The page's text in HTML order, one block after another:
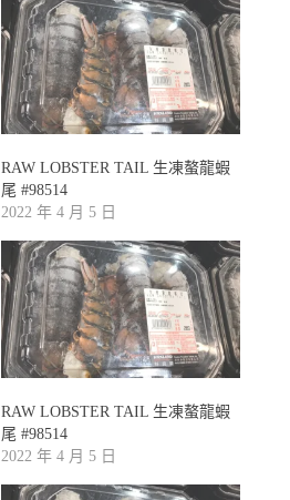
RAW LOBSTER TAIL 生凍螯龍蝦
尾 #98514
2022 年 4 月 5 日
RAW LOBSTER TAIL 生凍螯龍蝦
尾 #98514
2022 年 4 月 5 日